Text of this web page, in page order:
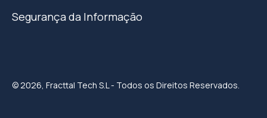
Segurança da Informação
© 2026, Fracttal Tech S.L - Todos os Direitos Reservados.